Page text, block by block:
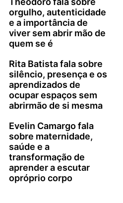
orgulho, autenticidade
e a importância de
viver sem abrir mão de
quem se é
Rita Batista fala sobre
silêncio, presença e os
aprendizados de
ocupar espaços sem
abrirmão de si mesma
Evelin Camargo fala
sobre maternidade,
saúde e a
transformação de
aprender a escutar
opróprio corpo